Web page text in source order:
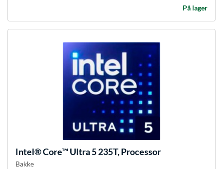
På lager
Intel®Core™ Ultra 5 235T, Processor
Bakke